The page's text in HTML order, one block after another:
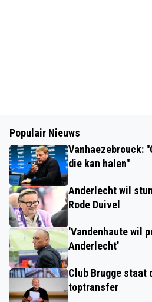
Populair Nieuws
Vanhaezebrouck:
die kan halen"
Anderlecht wil
Rode Duivel
'Vandenhaute wil
Anderlecht'
Club Brugge
toptransfer